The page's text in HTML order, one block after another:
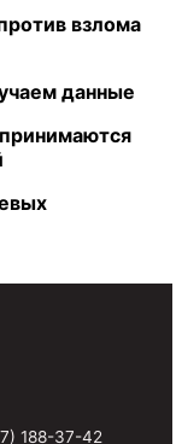
взлома
данные
188-37-42